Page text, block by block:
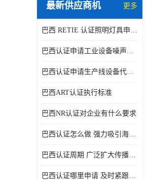
最新供应商机 更多
巴西 RETIE 认证照明灯具申请 RETIE 认证
巴西认证申请工业设备噪声控制认证规范
巴西认证申请生产线设备代理机构选择
巴西ART认证执行标准
巴西NR认证对企业有什么要求
巴西认证怎么做 强力吸引海外投资
巴西认证周期 广泛扩大传播范围
巴西认证哪里申请 及时紧跟法规变化